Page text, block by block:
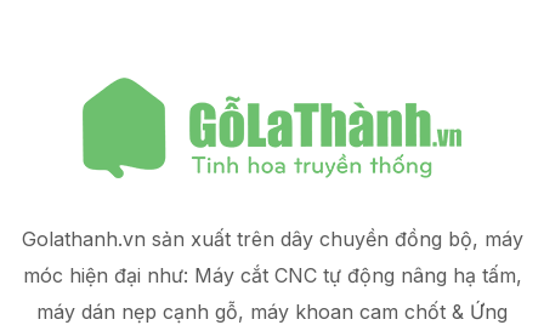
Golathanh.vn sản xuất trên dây chuyền đồng bộ, máy
móc hiện đại như: Máy cắt CNC tự động nâng hạ tấm,
máy dán nẹp cạnh gỗ, máy khoan cam chốt & Ứng